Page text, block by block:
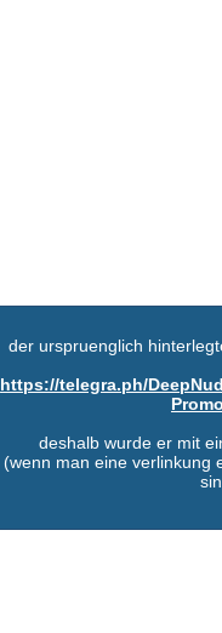
der urspruenglich
https://telegra.ph/
deshalb wurde er mit
(wenn man eine verlinkung